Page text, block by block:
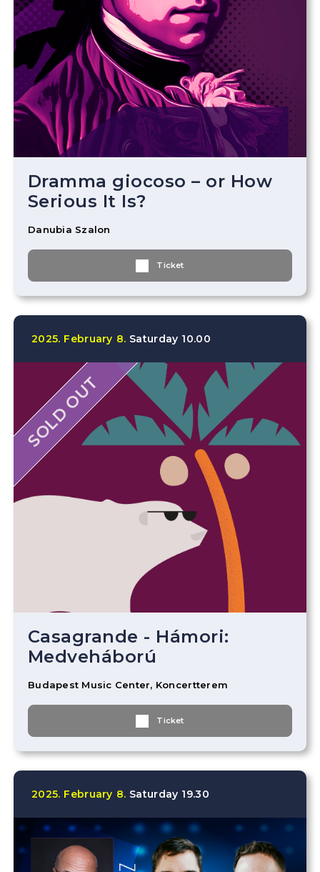
Dramma giocoso – or How
Serious It Is?
Danubia Szalon
Ticket
2025. February 8. Saturday 10.00
SOLD OUT
Casagrande - Hámori:
Medveháború
Budapest Music Center, Koncertterem
Ticket
2025. February 8. Saturday 19.30